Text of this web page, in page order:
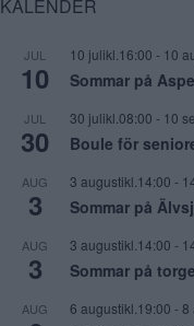
KALENDER
JUL
10
10 julikl.16:00 - 10
Sommar på
JUL
30
30 julikl.08:00 - 10
Boule för
AUG
3
3 augustikl.14:00 -
Sommar på
AUG
3
3 augustikl.14:00 -
Sommar på
AUG 6 augustikl.19:00 - 8